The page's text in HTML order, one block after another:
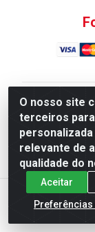
O nosso site
terceiros
relevante de
qualidade do
Aceitar
Preferências
Atacadao
Distribuicao
Industrial